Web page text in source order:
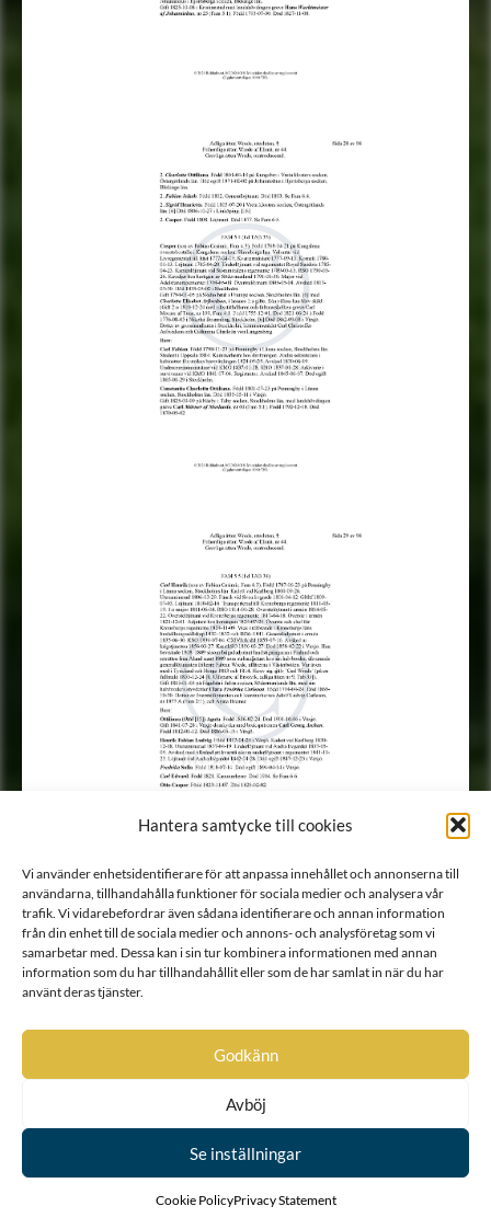
Hantera samtycke till cookies
Vi använder enhetsidentifierare för att anpassa innehållet och annonserna till
användarna, tillhandahålla funktioner för sociala medier och analysera vår
trafik. Vi vidarebefordrar även sådana identifierare och annan information
från din enhet till de sociala medier och annons- och analysföretag som vi
samarbetar med. Dessa kan i sin tur kombinera informationen med annan
information som du har tillhandahållit eller som de har samlat in när du har
använt deras tjänster.
Godkänn
Avböj
Se inställningar
Cookie PolicyPrivacy Statement